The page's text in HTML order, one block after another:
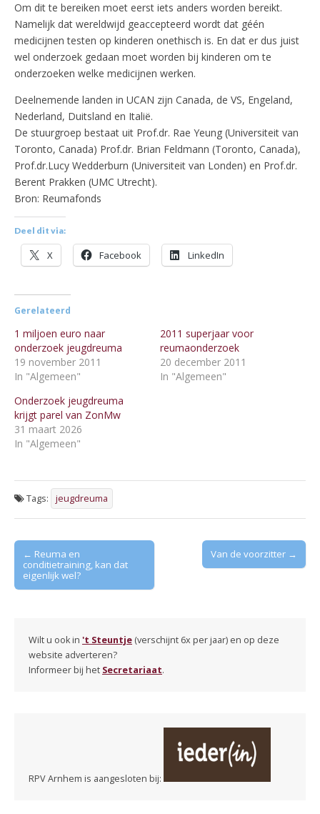
Om dit te bereiken moet eerst iets anders worden bereikt.
Namelijk dat wereldwijd geaccepteerd wordt dat géén
medicijnen testen op kinderen onethisch is. En dat er dus juist
wel onderzoek gedaan moet worden bij kinderen om te
onderzoeken welke medicijnen werken.
Deelnemende landen in UCAN zijn Canada, de VS, Engeland,
Nederland, Duitsland en Italië.
De stuurgroep bestaat uit Prof.dr. Rae Yeung (Universiteit van
Toronto, Canada) Prof.dr. Brian Feldmann (Toronto, Canada),
Prof.dr.Lucy Wedderburn (Universiteit van Londen) en Prof.dr.
Berent Prakken (UMC Utrecht).
Bron: Reumafonds
Deel dit via:
X Facebook LinkedIn
Gerelateerd
1 miljoen euro naar
onderzoek jeugdreuma
19 november 2011
In "Algemeen"
2011 superjaar voor
reumaonderzoek
20 december 2011
In "Algemeen"
Onderzoek jeugdreuma
krijgt parel van ZonMw
31 maart 2026
In "Algemeen"
Tags: jeugdreuma
Post
navigation
← Reuma en
conditietraining, kan dat
eigenlijk wel?
Van de voorzitter →
Wilt u ook in 't Steuntje (verschijnt 6x per jaar) en op deze
website adverteren?
Informeer bij het Secretariaat.
RPV Arnhem is aangesloten bij: